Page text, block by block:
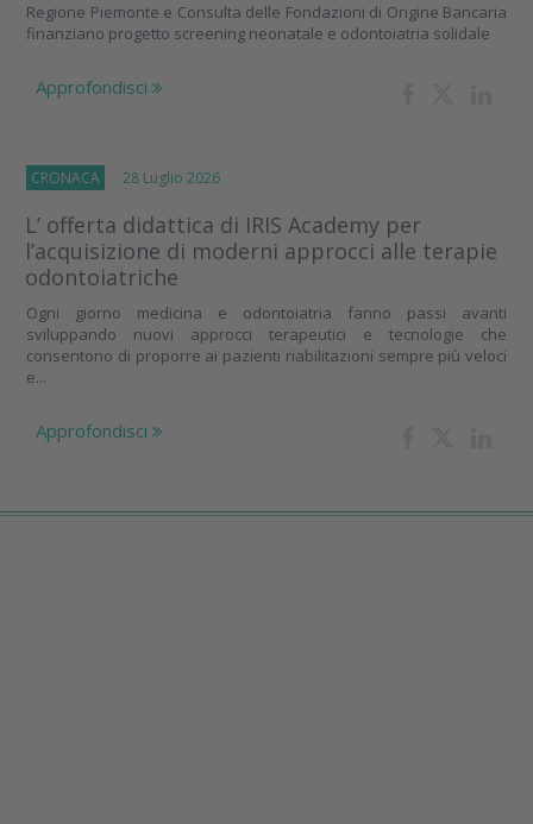
Regione Piemonte e Consulta delle Fondazioni di Origine Bancaria
finanziano progetto screening neonatale e odontoiatria solidale
Approfondisci
CRONACA 28 Luglio 2026
L’ offerta didattica di IRIS Academy per
l’acquisizione di moderni approcci alle terapie
odontoiatriche
Ogni giorno medicina e odontoiatria fanno passi avanti
sviluppando nuovi approcci terapeutici e tecnologie che
consentono di proporre ai pazienti riabilitazioni sempre più veloci
e...
Approfondisci